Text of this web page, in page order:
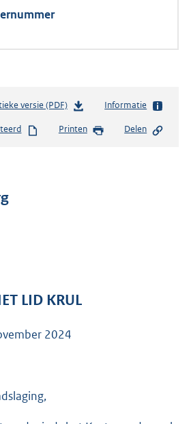
versie (PDF)b
s
e
3
Informatie
Printen Delen
LID KRUL
2024